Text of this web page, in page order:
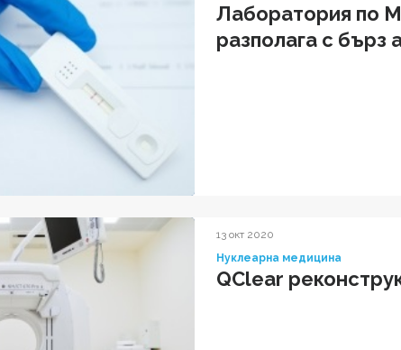
Лаборатория по
разполага с бърз
13 окт 2020
Нуклеарна медицина
QClear